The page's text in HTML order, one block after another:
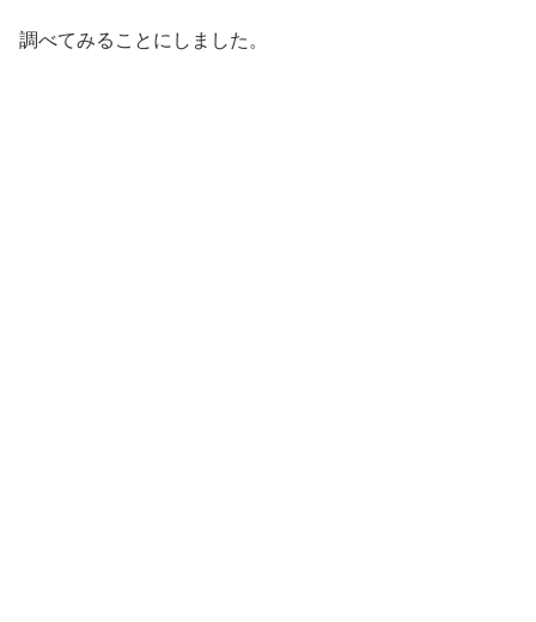
調べてみることにしました。